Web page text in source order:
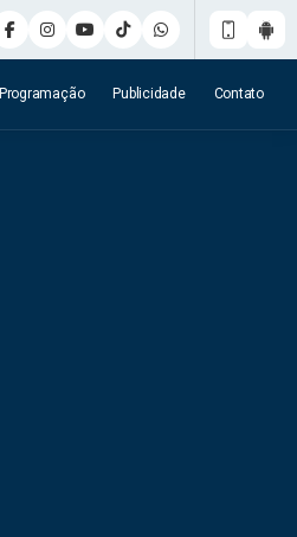
Programação Publicidade Contato